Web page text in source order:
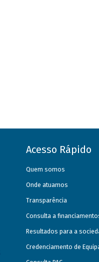
Acesso Rápido
Quem somos
Onde atuamos
Transparência
Consulta a
Resultados para a
Credenciamento de